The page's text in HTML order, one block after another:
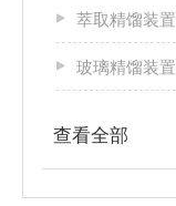
萃取精馏装置
玻璃精馏装置
查看全部